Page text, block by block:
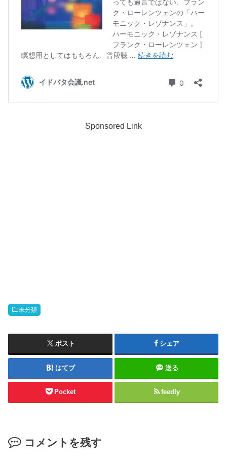
Sponsored Link
未分類
ポスト シェア
はてブ 送る
Pocket feedly
コメントを残す